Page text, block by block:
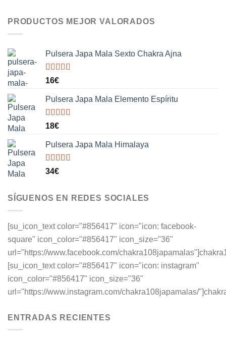
PRODUCTOS MEJOR VALORADOS
Pulsera Japa Mala Sexto Chakra Ajna
Valorado
5
16€
Pulsera Japa Mala Elemento Espíritu
Valorado
5
18€
Pulsera Japa Mala Himalaya
Valorado
34€
SÍGUENOS EN REDES SOCIALES
[su_icon_text color="#856417" icon="icon: facebook-
square" icon_color="#856417" icon_size="36"
url="https://www.facebook.com/
[su_icon_text color="#856417" icon="icon: instagram"
icon_color="#856417" icon_size="36"
url="https://www.instagram.com/chakra108japamalas/
ENTRADAS RECIENTES